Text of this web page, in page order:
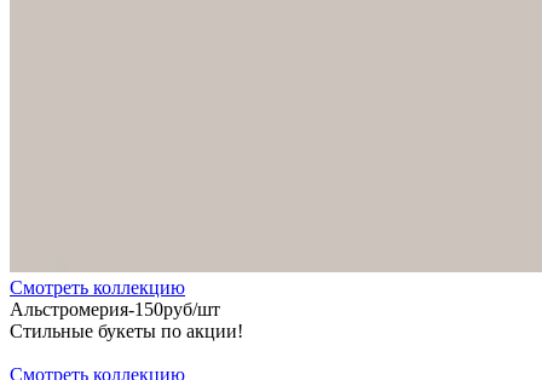
Cмотреть коллекцию
Альстромерия-150руб/шт
Стильные букеты по акции!
Cмотреть коллекцию